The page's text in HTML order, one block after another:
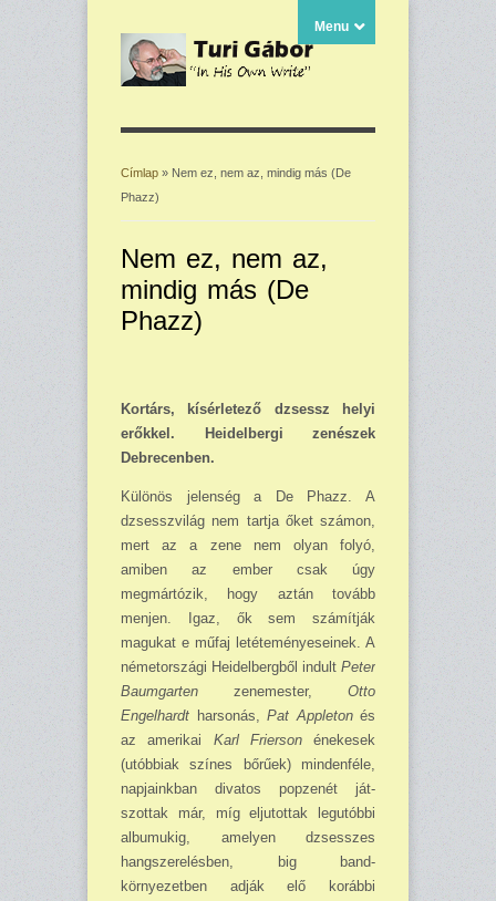
Menu
Jelenlegi hely
Címlap » Nem ez, nem az, mindig más (De
Phazz)
Nem ez, nem az,
mindig más (De
Phazz)
Kortárs, kísérletező dzsessz helyi
erőkkel. Heidelbergi zenészek
Debrecenben.
Különös jelenség a De Phazz. A
dzsesszvilág nem tartja őket számon,
mert az a zene nem olyan folyó,
amiben az ember csak úgy
megmártózik, hogy aztán tovább
menjen. Igaz, ők sem számítják
magukat e műfaj letéteményeseinek. A
németországi Heidelbergből indult Peter
Baumgarten zenemester, Otto
Engelhardt harsonás, Pat Appletonés
az amerikai Karl Friersonénekesek
(utóbbiak színes bőrűek) mindenféle,
napjainkban divatos popzenét ját­
szottak már, míg eljutottak legutóbbi
albumukig, amelyen dzsesszes
hangszerelésben, big band-
környezetben adják elő korábbi